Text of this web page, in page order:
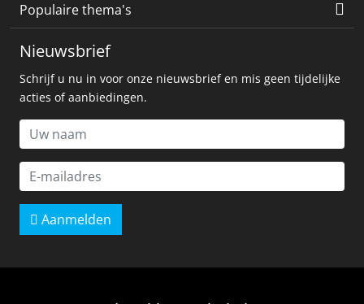
Populaire thema's
Nieuwsbrief
Schrijf u nu in voor onze nieuwsbrief en mis geen tijdelijke
acties of aanbiedingen.
Aanmelden